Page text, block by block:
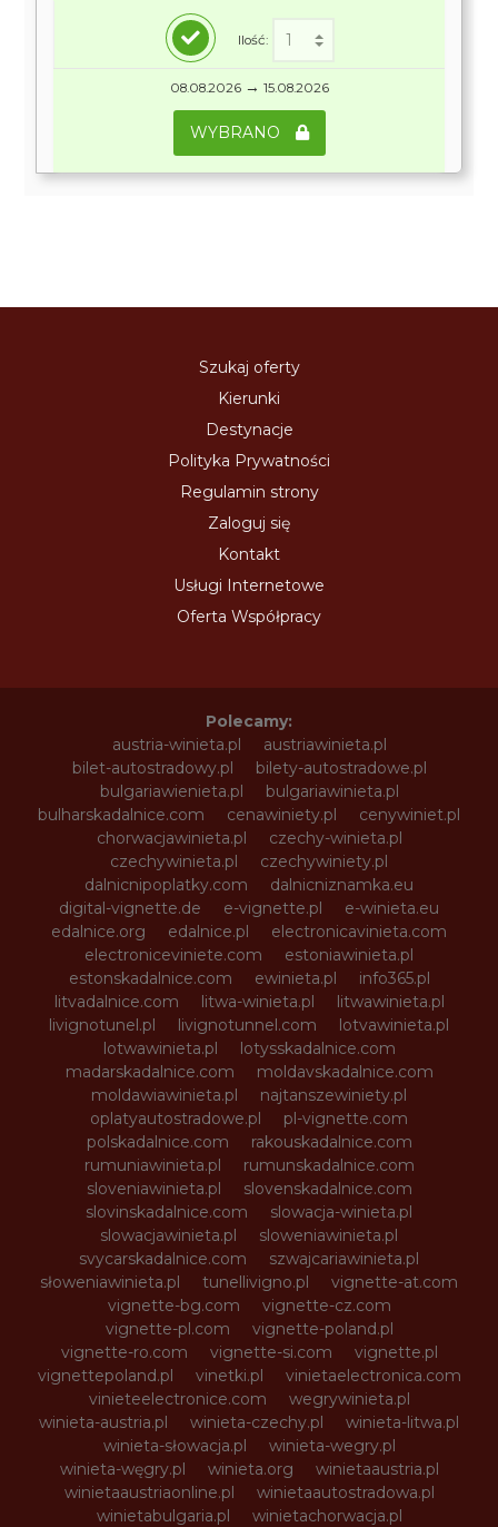
Ilość:
08.08.2026 → 15.08.2026
WYBRANO
Szukaj oferty
Kierunki
Destynacje
Polityka Prywatności
Regulamin strony
Zaloguj się
Kontakt
Usługi Internetowe
Oferta Współpracy
Polecamy:
austria-winieta.pl
austriawinieta.pl
bilet-autostradowy.pl
bilety-autostradowe.pl
bulgariawienieta.pl
bulgariawinieta.pl
bulharskadalnice.com
cenawiniety.pl
cenywiniet.pl
chorwacjawinieta.pl
czechy-winieta.pl
czechywinieta.pl
czechywiniety.pl
dalnicnipoplatky.com
dalnicniznamka.eu
digital-vignette.de
e-vignette.pl
e-winieta.eu
edalnice.org
edalnice.pl
electronicavinieta.com
electroniceviniete.com
estoniawinieta.pl
estonskadalnice.com
ewinieta.pl
info365.pl
litvadalnice.com
litwa-winieta.pl
litwawinieta.pl
livignotunel.pl
livignotunnel.com
lotvawinieta.pl
lotwawinieta.pl
lotysskadalnice.com
madarskadalnice.com
moldavskadalnice.com
moldawiawinieta.pl
najtanszewiniety.pl
oplatyautostradowe.pl
pl-vignette.com
polskadalnice.com
rakouskadalnice.com
rumuniawinieta.pl
rumunskadalnice.com
sloveniawinieta.pl
slovenskadalnice.com
slovinskadalnice.com
slowacja-winieta.pl
slowacjawinieta.pl
sloweniawinieta.pl
svycarskadalnice.com
szwajcariawinieta.pl
słoweniawinieta.pl
tunellivigno.pl
vignette-at.com
vignette-bg.com
vignette-cz.com
vignette-pl.com
vignette-poland.pl
vignette-ro.com
vignette-si.com
vignette.pl
vignettepoland.pl
vinetki.pl
vinietaelectronica.com
vinieteelectronice.com
wegrywinieta.pl
winieta-austria.pl
winieta-czechy.pl
winieta-litwa.pl
winieta-słowacja.pl
winieta-wegry.pl
winieta-węgry.pl
winieta.org
winietaaustria.pl
winietaaustriaonline.pl
winietaautostradowa.pl
winietabulgaria.pl
winietachorwacja.pl